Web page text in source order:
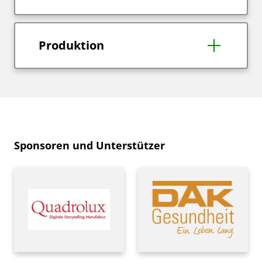
Produktion
Sponsoren und Unterstützer